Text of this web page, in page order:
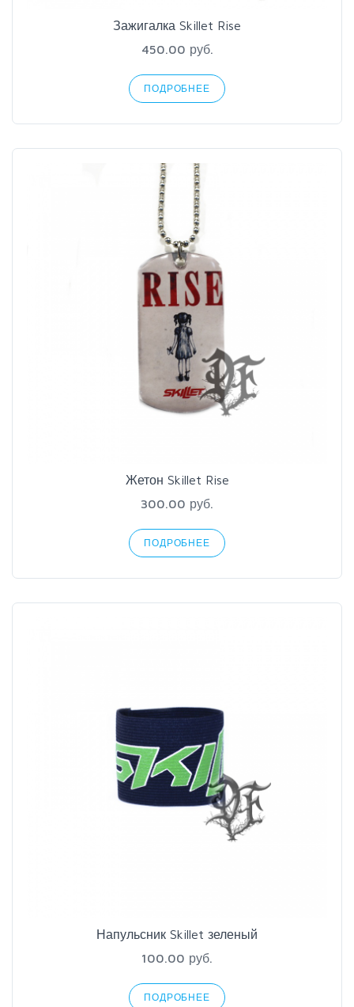
Зажигалка Skillet Rise
450.00 руб.
ПОДРОБНЕЕ
Жетон Skillet Rise
300.00 руб.
ПОДРОБНЕЕ
Напульсник Skillet зеленый
100.00 руб.
ПОДРОБНЕЕ